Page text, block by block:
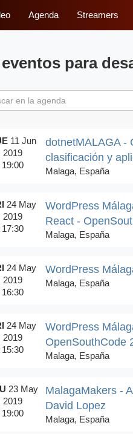
Agenda Streamers
para
11 Jun
2019
19:00
dotnetMALAGA -
clasificación y
Malaga, España
24 May
2019
17:30
WordPress
React -
Malaga, España
24 May
2019
16:30
WordPress
Malaga, España
24 May
2019
15:30
WordPress
OpenSouthCode
Malaga, España
23 May
2019
19:00
MalagaMakers -
David Lopez
Malaga, España